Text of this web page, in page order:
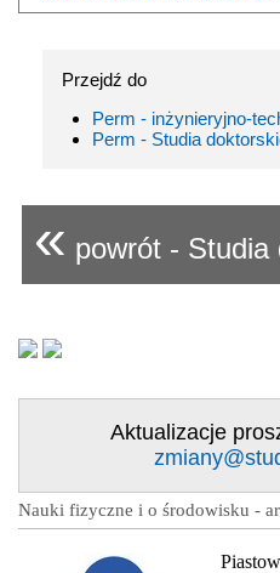
Przejdź do
Perm - inżynieryjno-
Perm - Studia
« powrót - Studia
Aktualizacje
Nauki fizyczne i o środowisku -